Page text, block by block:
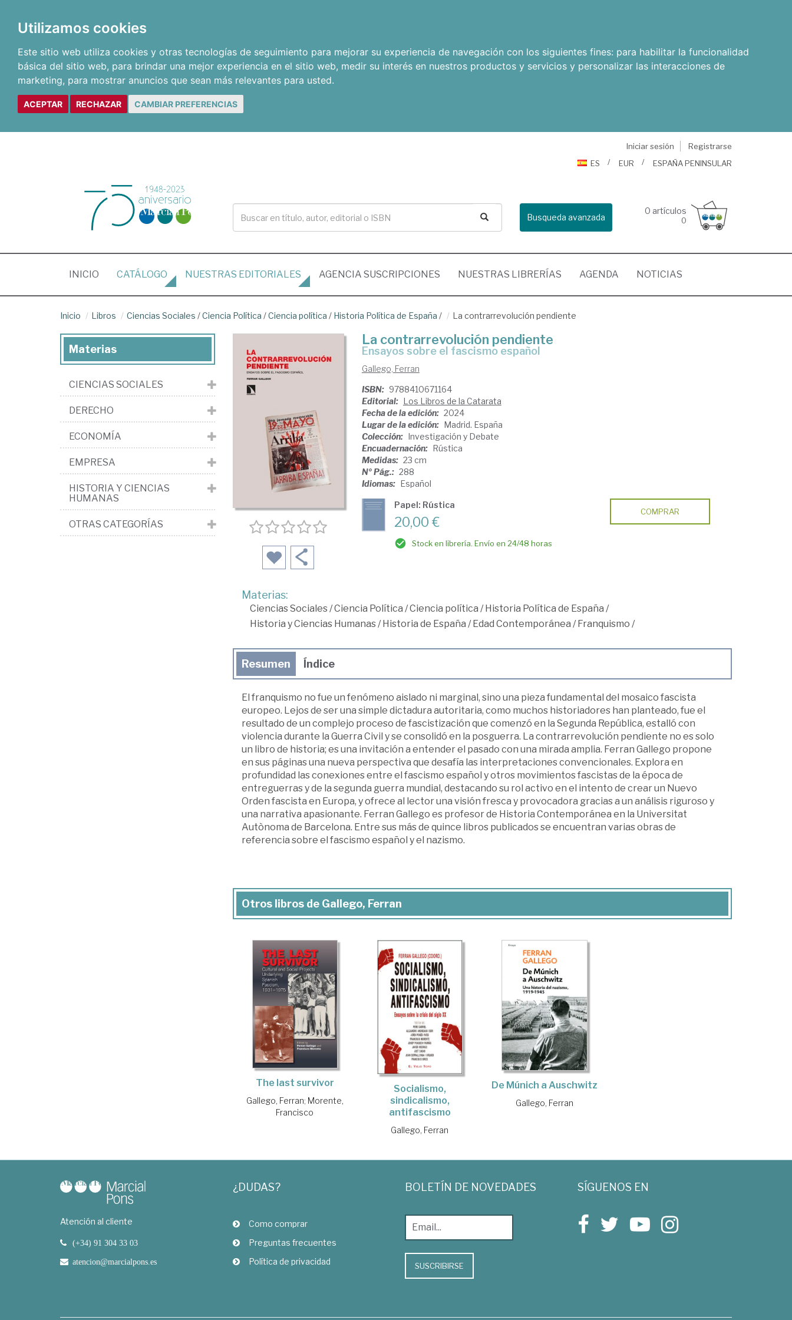
Utilizamos cookies
Este sitio web utiliza cookies y otras tecnologías de seguimiento para mejorar su experiencia de navegación con los siguientes fines: para habilitar la funcionalidad
básica del sitio web, para brindar una mejor experiencia en el sitio web, medir su interés en nuestros productos y servicios y personalizar las interacciones de
marketing, para mostrar anuncios que sean más relevantes para usted.
ACEPTAR RECHAZAR CAMBIAR PREFERENCIAS
Iniciar sesión
Registrarse
ES
EUR ESPAÑA PENINSULAR
Busqueda avanzada
0 artículos
0
INICIO (CURRENT)
CATÁLOGO NUESTRAS EDITORIALES AGENCIA SUSCRIPCIONES NUESTRAS LIBRERÍAS AGENDA NOTICIAS
Inicio Libros Ciencias Sociales /Ciencia Política /Ciencia política / Historia Política de España / La contrarrevolución pendiente
La contrarrevolución pendiente
ensayos sobre el fascismo español
Gallego, Ferran
ISBN: 9788410671164
Editorial: Los Libros de la Catarata
Fecha de la edición: 2024
Lugar de la edición: Madrid. España
Colección: Investigación y Debate
Encuadernación: Rústica
Medidas: 23 cm
Nº Pág.: 288
Idiomas: Español
Papel: Rústica
20,00 €
Stock en librería. Envío en 24/48 horas
COMPRAR
Materias:
Ciencias Sociales/Ciencia Política /Ciencia política /Historia Política de España /
Historia y Ciencias Humanas/Historia de España /Edad Contemporánea /Franquismo /
Resumen Índice
El franquismo no fue un fenómeno aislado ni marginal, sino una pieza fundamental del mosaico fascista
europeo. Lejos de ser una simple dictadura autoritaria, como muchos historiadores han planteado, fue el
resultado de un complejo proceso de fascistización que comenzó en la Segunda República, estalló con
violencia durante la Guerra Civil y se consolidó en la posguerra. La contrarrevolución pendiente no es solo
un libro de historia; es una invitación a entender el pasado con una mirada amplia. Ferran Gallego propone
en sus páginas una nueva perspectiva que desafía las interpretaciones convencionales. Explora en
profundidad las conexiones entre el fascismo español y otros movimientos fascistas de la época de
entreguerras y de la segunda guerra mundial, destacando su rol activo en el intento de crear un Nuevo
Orden fascista en Europa, y ofrece al lector una visión fresca y provocadora gracias a un análisis riguroso y
una narrativa apasionante. Ferran Gallego es profesor de Historia Contemporánea en la Universitat
Autònoma de Barcelona. Entre sus más de quince libros publicados se encuentran varias obras de
referencia sobre el fascismo español y el nazismo.
Otros libros de Gallego, Ferran
The last survivor
Gallego, Ferran; Morente,
Francisco
Socialismo,
sindicalismo,
antifascismo
Gallego, Ferran
De Múnich a Auschwitz
Gallego, Ferran
Materias
CIENCIAS SOCIALES
DERECHO
ECONOMÍA
EMPRESA
HISTORIA Y CIENCIAS
HUMANAS
OTRAS CATEGORÍAS
Atención al cliente
(+34) 91 304 33 03
atencion@marcialpons.es
¿DUDAS?
Como comprar
Preguntas frecuentes
Política de privacidad
BOLETÍN DE NOVEDADES
SUSCRIBIRSE
SÍGUENOS EN